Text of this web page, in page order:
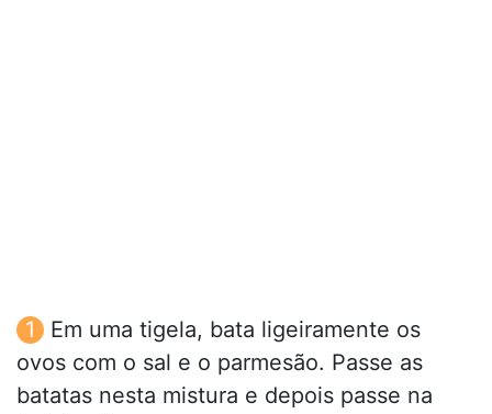
Em uma tigela, bata ligeiramente os
ovos com o sal e o parmesão. Passe as
batatas nesta mistura e depois passe na